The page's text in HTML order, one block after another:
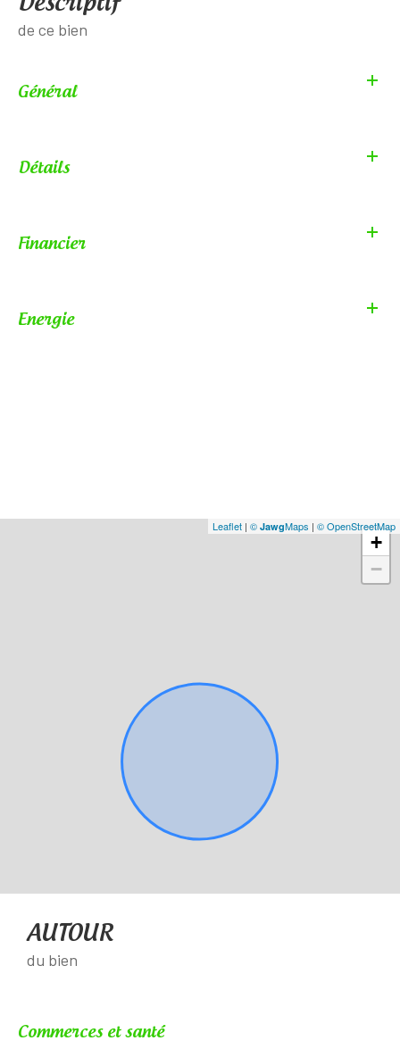
de ce bien
Général
Détails
Financier
Energie
+
−
Leaflet | © JawgMaps | © OpenStreetMap
AUTOUR
du bien
Commerces et santé